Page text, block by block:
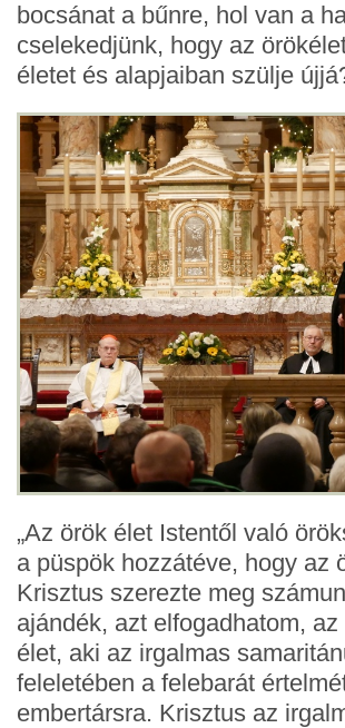
bocsánat a bűnre, hol van a
cselekedjünk, hogy az
életet és alapjaiban szülje
„Az örök élet Istentől való
a püspök hozzátéve, hogy az
Krisztus szerezte meg
ajándék, azt elfogadhatom,
élet, aki az irgalmas
feleletében a felebarát
embertársra. Krisztus az